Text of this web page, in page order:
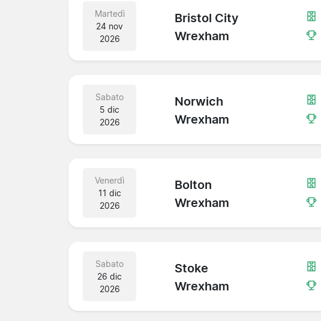
Martedì
24 nov
2026
Bristol City
Wrexham
Sabato
5 dic
2026
Norwich
Wrexham
Venerdì
11 dic
2026
Bolton
Wrexham
Sabato
26 dic
2026
Stoke
Wrexham